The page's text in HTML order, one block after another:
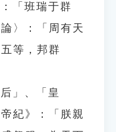
「班瑞于群
〉：「周有天
等，邦群
」、「皇
紀》：「朕親